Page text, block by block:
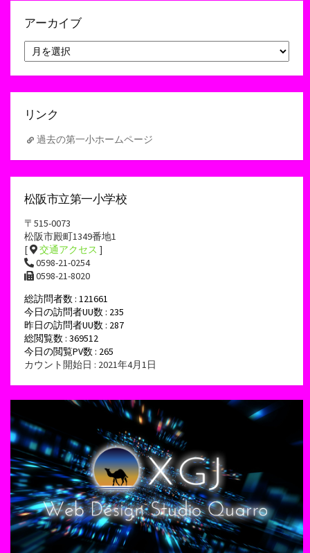
アーカイブ
ー
カ
リンク
過去の第一小ホームページ
松阪市立第一小学校
〒515-0073
松阪市殿町1349番地1
[
交通アクセス ]
0598-21-0254
0598-21-8020
総訪問者数 : 121661
今日の訪問者UU数 : 235
昨日の訪問者UU数 : 287
総閲覧数 : 369512
今日の閲覧PV数 : 265
カウント開始日 : 2021年4月1日